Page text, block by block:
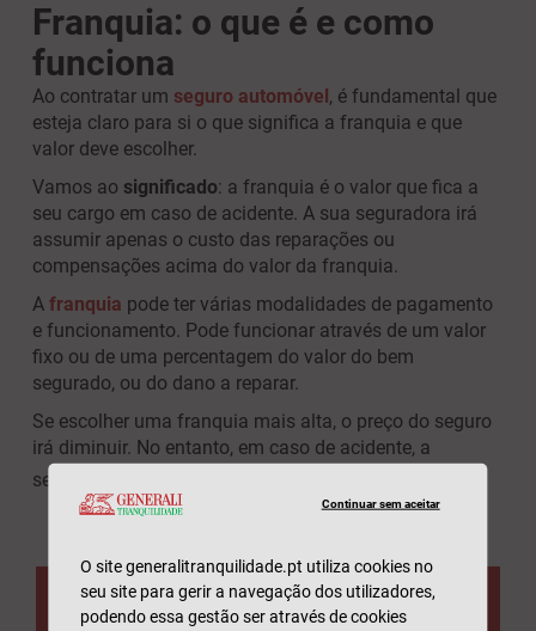
Franquia: o que é e como
funciona
Ao contratar um seguro automóvel , é fundamental que
esteja claro para si o que significa a franquia e que
valor deve escolher.
Vamos ao significado: a franquia é o valor que fica a
seu cargo em caso de acidente. A sua seguradora irá
assumir apenas o custo das reparações ou
compensações acima do valor da franquia.
A franquia pode ter várias modalidades de pagamento
e funcionamento. Pode funcionar através de um valor
fixo ou de uma percentagem do valor do bem
segurado, ou do dano a reparar.
Se escolher uma franquia mais alta, o preço do seguro
irá diminuir. No entanto, em caso de acidente, a
seguradora irá cobrir somente uma parte dos custos.
Continuar sem aceitar
O site generalitranquilidade.pt utiliza cookies no
seu site para gerir a navegação dos utilizadores,
podendo essa gestão ser através de cookies